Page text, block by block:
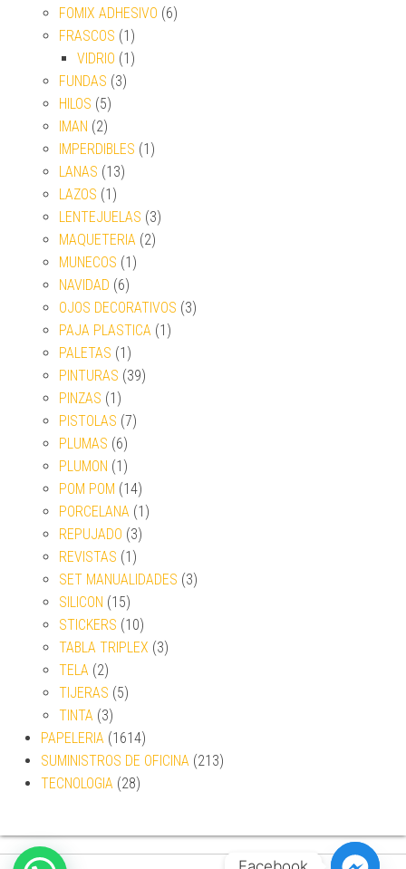
FOMIX ADHESIVO (6)
FRASCOS (1)
VIDRIO (1)
FUNDAS (3)
HILOS (5)
IMAN (2)
IMPERDIBLES (1)
LANAS (13)
LAZOS (1)
LENTEJUELAS (3)
MAQUETERIA (2)
MUNECOS (1)
NAVIDAD (6)
OJOS DECORATIVOS (3)
PAJA PLASTICA (1)
PALETAS (1)
PINTURAS (39)
PINZAS (1)
PISTOLAS (7)
PLUMAS (6)
PLUMON (1)
POM POM (14)
PORCELANA (1)
REPUJADO (3)
REVISTAS (1)
SET MANUALIDADES (3)
SILICON (15)
STICKERS (10)
TABLA TRIPLEX (3)
TELA (2)
TIJERAS (5)
TINTA (3)
PAPELERIA (1614)
SUMINISTROS DE OFICINA (213)
TECNOLOGIA (28)